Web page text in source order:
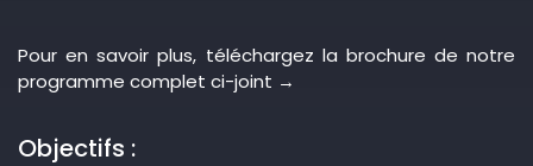
Pour en savoir plus, téléchargez la brochure de notre
programme complet ci-joint →
Objectifs :